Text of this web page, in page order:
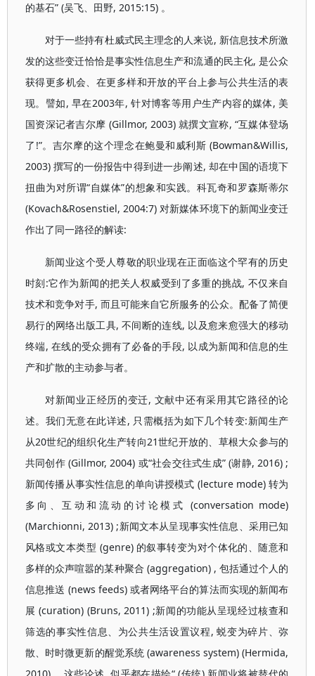
的基石” (吴飞、田野, 2015:15) 。
对于一些持有杜威式民主理念的人来说, 新信息技术所激
发的这些变迁恰恰是事实性信息生产和流通的民主化, 是公众
获得更多机会、在更多样和开放的平台上参与公共生活的表
现。譬如, 早在2003年, 针对博客等用户生产内容的媒体, 美
国资深记者吉尔摩 (Gillmor, 2003) 就撰文宣称, “互媒体登场
了!”。吉尔摩的这个理念在鲍曼和威利斯 (Bowman&Willis,
2003) 撰写的一份报告中得到进一步阐述, 却在中国的语境下
扭曲为对所谓“自媒体”的想象和实践。科瓦奇和罗森斯蒂尔
(Kovach&Rosenstiel, 2004:7) 对新媒体环境下的新闻业变迁
作出了同一路径的解读:
新闻业这个受人尊敬的职业现在正面临这个罕有的历史
时刻:它作为新闻的把关人权威受到了多重的挑战, 不仅来自
技术和竞争对手, 而且可能来自它所服务的公众。配备了简便
易行的网络出版工具, 不间断的连线, 以及愈来愈强大的移动
终端, 在线的受众拥有了必备的手段, 以成为新闻和信息的生
产和扩散的主动参与者。
对新闻业正经历的变迁, 文献中还有采用其它路径的论
述。我们无意在此详述, 只需概括为如下几个转变:新闻生产
从20世纪的组织化生产转向21世纪开放的、草根大众参与的
共同创作 (Gillmor, 2004) 或“社会交往式生成” (谢静, 2016) ;
新闻传播从事实性信息的单向讲授模式 (lecture mode) 转为
多向、互动和流动的讨论模式 (conversation mode)
(Marchionni, 2013) ;新闻文本从呈现事实性信息、采用已知
风格或文本类型 (genre) 的叙事转变为对个体化的、随意和
多样的众声喧嚣的某种聚合 (aggregation) , 包括通过个人的
信息推送 (news feeds) 或者网络平台的算法而实现的新闻布
展 (curation) (Bruns, 2011) ;新闻的功能从呈现经过核查和
筛选的事实性信息、为公共生活设置议程, 蜕变为碎片、弥
散、时时微更新的醒觉系统 (awareness system) (Hermida,